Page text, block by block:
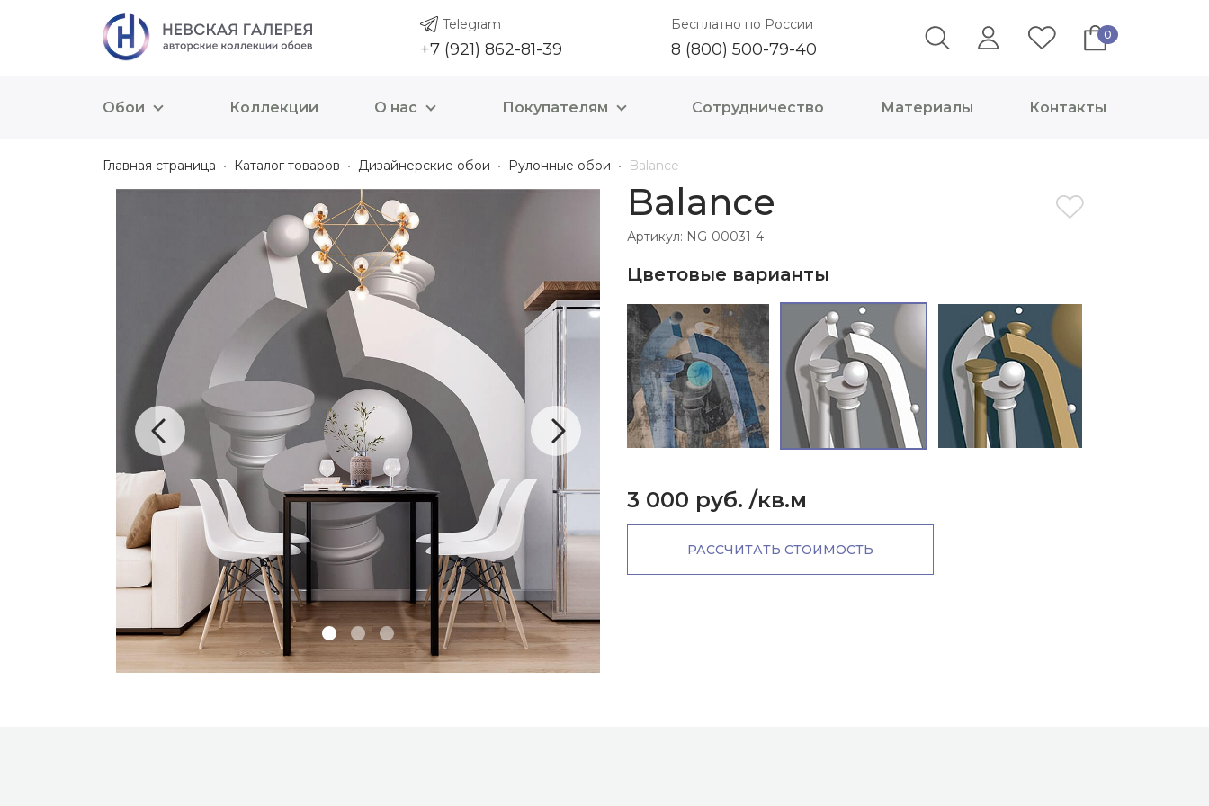
Telegram
+7 (921) 862-81-39
Бесплатно по России
8 (800) 500-79-40
0
Обои Коллекции О нас Покупателям Сотрудничество Материалы Контакты
Главная страница Каталог товаров Дизайнерские обои Рулонные обои Balance
Balance
Артикул: NG-00031-4
Цветовые варианты
3 000 руб. /кв.м
РАССЧИТАТЬ СТОИМОСТЬ